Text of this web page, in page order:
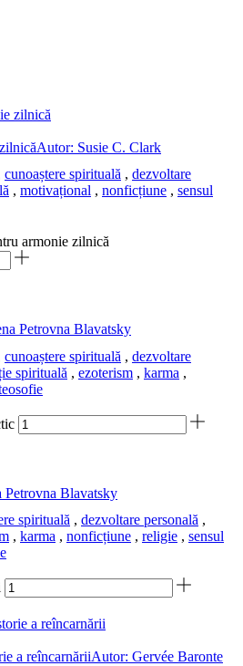
Susie C. Clark
cunoaștere spirituală , dezvoltare
, motivațional , nonficțiune , sensul
armonie zilnică
Petrovna Blavatsky
cunoaștere spirituală , dezvoltare
spirituală , ezoterism , karma ,
Petrovna Blavatsky
spirituală , dezvoltare personală ,
, karma , nonficțiune , religie , sensul
a reîncarnăriiAutor: Gervée Baronte